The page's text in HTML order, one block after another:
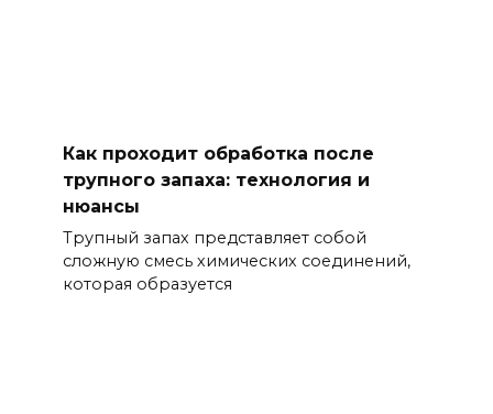
Как проходит обработка после
трупного запаха: технология и
нюансы
Трупный запах представляет собой
сложную смесь химических соединений,
которая образуется